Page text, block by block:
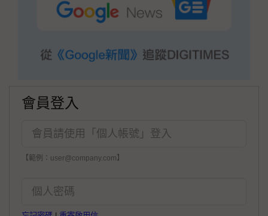
會員登入
【範例：user@company.com】